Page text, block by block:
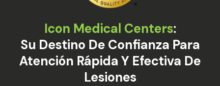
Icon Medical Centers:
Su Destino De Confianza Para
Atención Rápida Y Efectiva De
Lesiones